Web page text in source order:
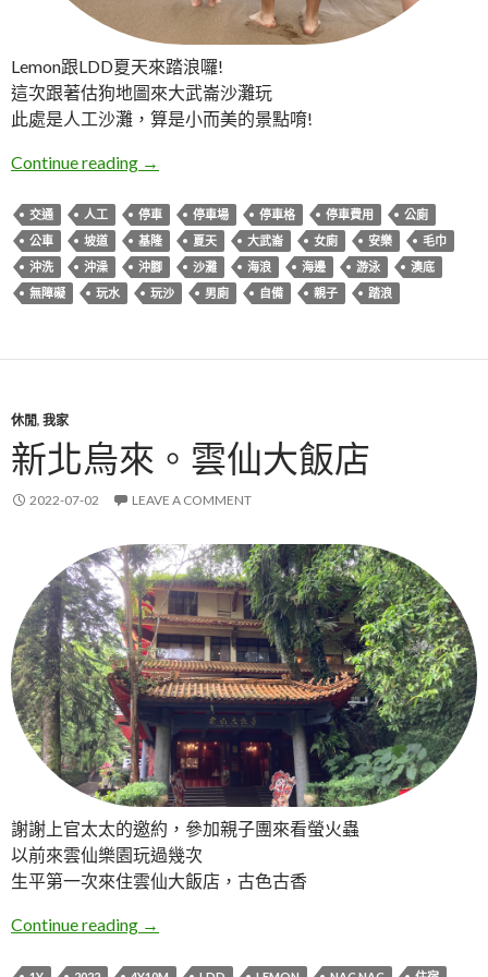
Lemon跟LDD夏天來踏浪囉!
這次跟著估狗地圖來大武崙沙灘玩
此處是人工沙灘，算是小而美的景點唷!
Continue reading 基隆安樂。大武崙澳底沙灘
→
交通 人工 停車 停車場 停車格 停車費用
公廁
公車
坡道 基隆 夏天 大武崙 女廁 安樂
毛巾
沖洗
沖澡 沖腳 沙灘 海浪 海邊 游泳
澳底
無障礙
玩水 玩沙 男廁 自備 親子 踏浪
休閒, 我家
新北烏來。雲仙大飯店
2022-07-02 LEAVE A COMMENT
謝謝上官太太的邀約，參加親子團來看螢火蟲
以前來雲仙樂園玩過幾次
生平第一次來住雲仙大飯店，古色古香
Continue reading 新北烏來。雲仙大飯店
→